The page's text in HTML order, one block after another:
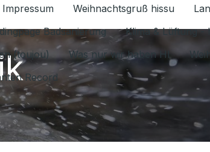
für Datenschutz 1.6.2026 umschalten
Impressum Weihnachtsgruß hissu
Badsanierung
Klima & Lüftung -
(toujou) Was nur wir haben HI
Record